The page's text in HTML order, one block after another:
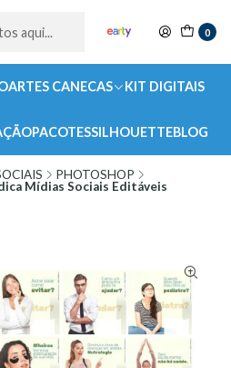
0
ARTES CANECAS KIT DIGITAIS
PACOTESSILHOUETTEBLOG
PHOTOSHOP
Mídias Sociais Editáveis